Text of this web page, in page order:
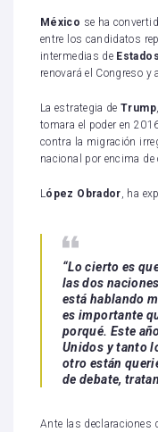
México se ha
entre los candidatos
intermedias de
renovará el Congreso
La estrategia de Trump
tomara el poder en
contra la migración
nacional por encima
López Obrador, ha
“Lo cierto es
las dos
está hablando
es importante
porqué. Este
Unidos y tanto
otro están
de debate,
Ante las declaraciones